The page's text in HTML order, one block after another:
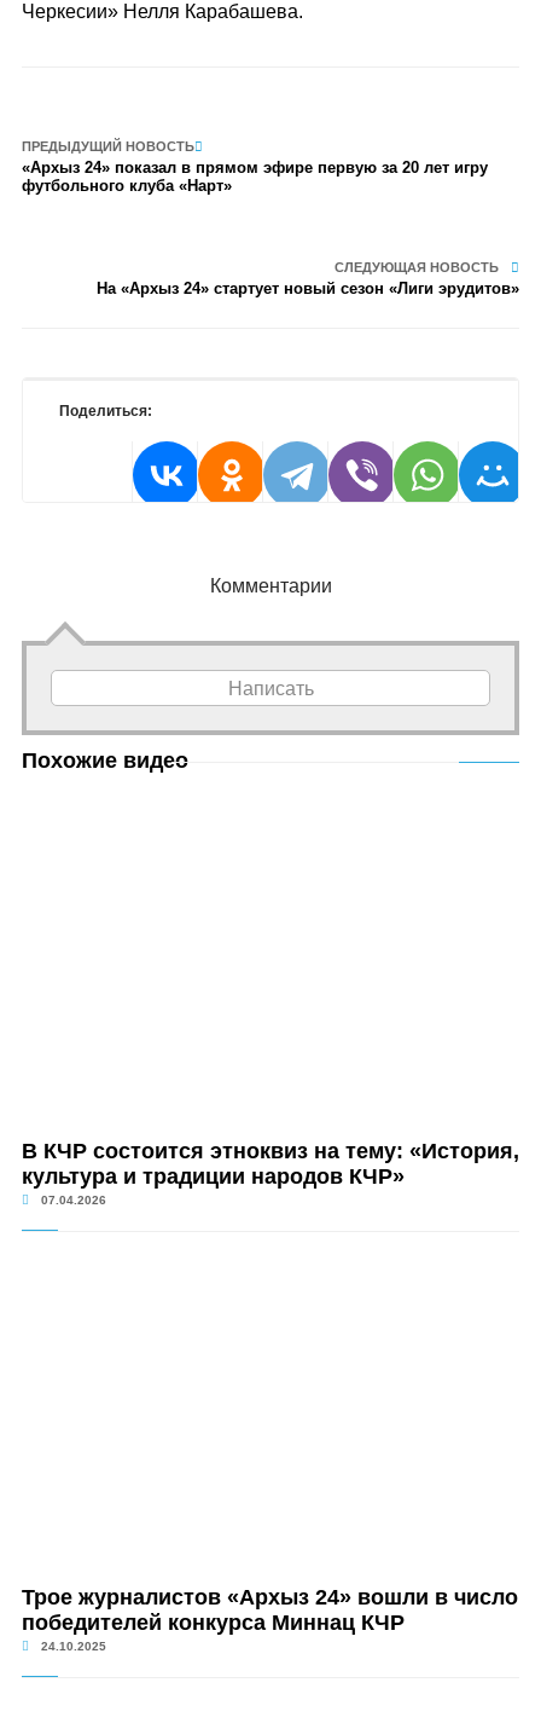
Черкесии» Нелля Карабашева.
ПРЕДЫДУЩИЙ НОВОСТЬ
«Архыз 24» показал в прямом эфире первую за 20 лет игру
футбольного клуба «Нарт»
СЛЕДУЮЩАЯ НОВОСТЬ
На «Архыз 24» стартует новый сезон «Лиги эрудитов»
Поделиться:
Комментарии
Написать
Похожие видео
В КЧР состоится этноквиз на тему: «История,
культура и традиции народов КЧР»
07.04.2026
Трое журналистов «Архыз 24» вошли в число
победителей конкурса Миннац КЧР
24.10.2025